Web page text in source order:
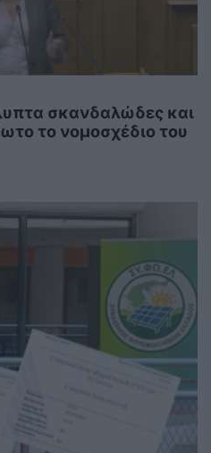
σκανδαλώδες και
το νομοσχέδιο του